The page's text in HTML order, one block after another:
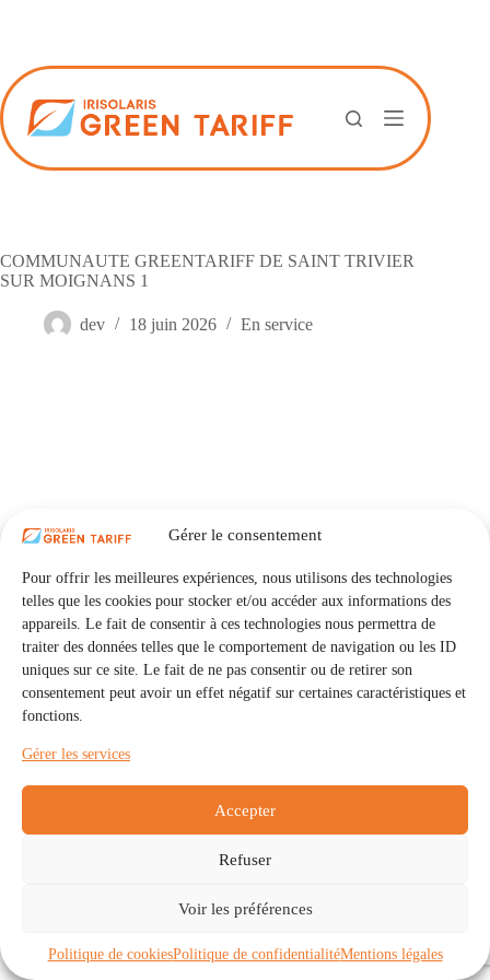
Gérer le consentement
Pour offrir les meilleures expériences, nous utilisons des technologies
telles que les cookies pour stocker et/ou accéder aux informations des
appareils. Le fait de consentir à ces technologies nous permettra de
traiter des données telles que le comportement de navigation ou les ID
uniques sur ce site. Le fait de ne pas consentir ou de retirer son
consentement peut avoir un effet négatif sur certaines caractéristiques et
fonctions.
Gérer les services
Accepter
Refuser
Voir les préférences
Politique de cookiesPolitique de confidentialitéMentions légales
COMMUNAUTE GREENTARIFF DE SAINT TRIVIER
SUR MOIGNANS 1
dev 18 juin 2026 En service
Communautés
À propos
Politique de cookies (UE)